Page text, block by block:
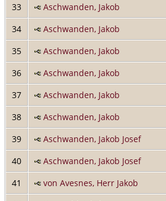
33
Aschwanden, Jakob
34
Aschwanden, Jakob
35
Aschwanden, Jakob
36
Aschwanden, Jakob
37
Aschwanden, Jakob
38
Aschwanden, Jakob
39
Aschwanden, Jakob Josef
40
Aschwanden, Jakob Josef
41
von Avesnes, Herr Jakob